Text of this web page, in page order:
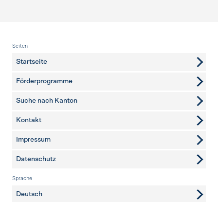
Fusszeile
Seiten
Startseite
Förderprogramme
Suche nach Kanton
weitere Seiten
Kontakt
Impressum
Datenschutz
Sprache
Deutsch